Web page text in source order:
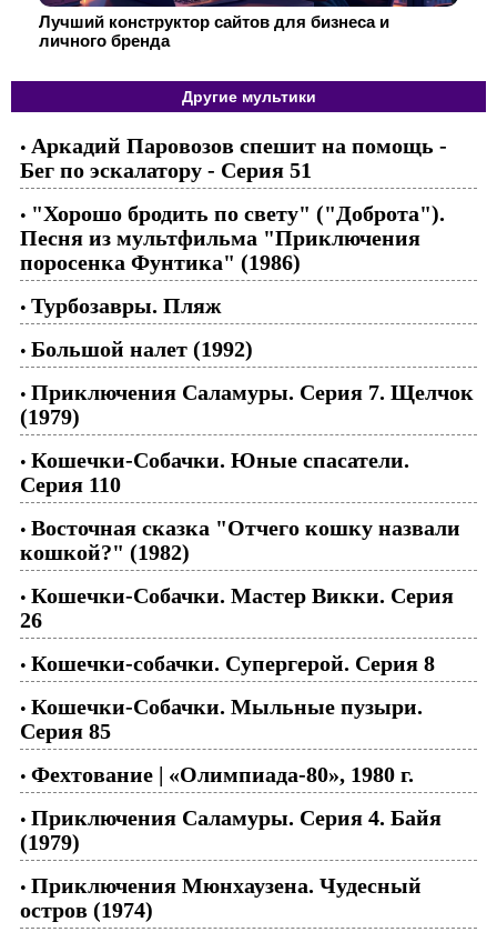
Лучший конструктор сайтов для бизнеса и
личного бренда
Другие мультики
• Аркадий Паровозов спешит на помощь -
Бег по эскалатору - Серия 51
• "Хорошо бродить по свету" ("Доброта").
Песня из мультфильма "Приключения
поросенка Фунтика" (1986)
• Турбозавры. Пляж
• Большой налет (1992)
• Приключения Саламуры. Серия 7. Щелчок
(1979)
• Кошечки-Собачки. Юные спасатели.
Серия 110
• Восточная сказка "Отчего кошку назвали
кошкой?" (1982)
• Кошечки-Собачки. Мастер Викки. Серия
26
• Кошечки-собачки. Супергерой. Серия 8
• Кошечки-Собачки. Мыльные пузыри.
Серия 85
• Фехтование | «Олимпиада-80», 1980 г.
• Приключения Саламуры. Серия 4. Байя
(1979)
• Приключения Мюнхаузена. Чудесный
остров (1974)